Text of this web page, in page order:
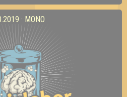
· MONO